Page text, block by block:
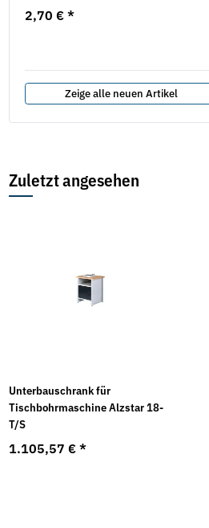
2,70 € *
Zeige alle neuen Artikel
Zuletzt angesehen
Unterbauschrank für
Tischbohrmaschine Alzstar 18-
T/S
1.105,57 €*